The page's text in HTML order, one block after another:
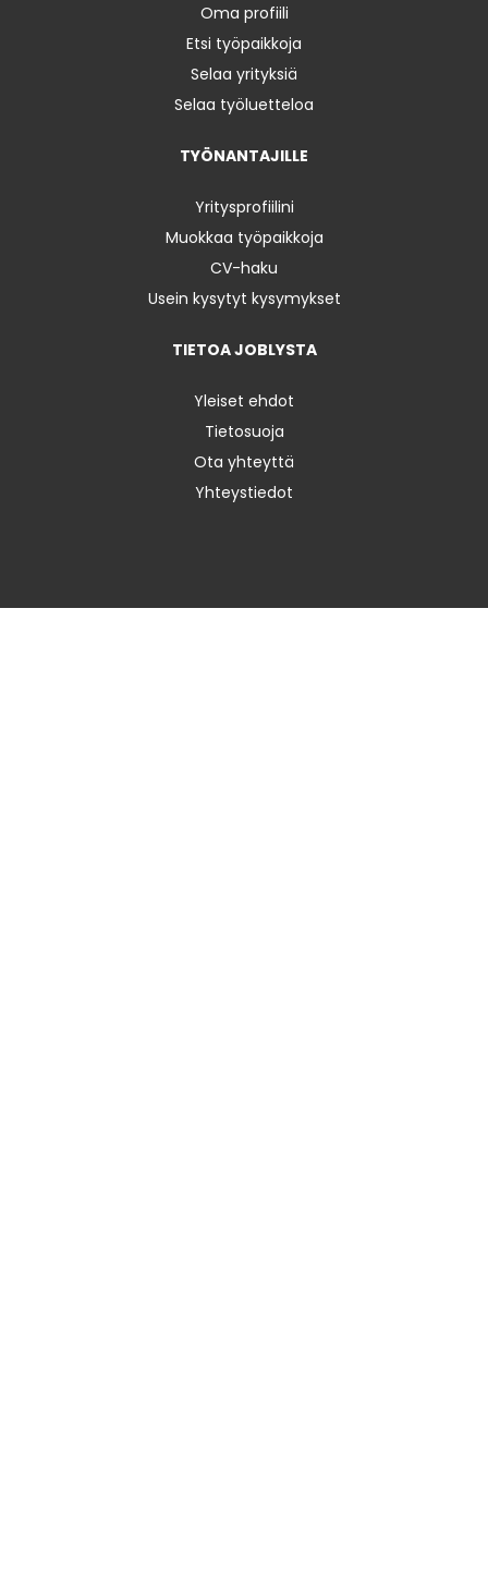
Oma profiili
Etsi työpaikkoja
Selaa yrityksiä
Selaa työluetteloa
TYÖNANTAJILLE
Yritysprofiilini
Muokkaa työpaikkoja
CV-haku
Usein kysytyt kysymykset
TIETOA JOBLYSTA
Yleiset ehdot
Tietosuoja
Ota yhteyttä
Yhteystiedot